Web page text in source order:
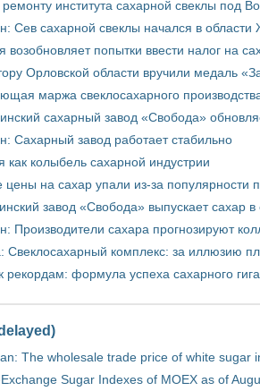
ремонту института сахарной свеклы под
Сев сахарной свеклы начался в области
возобновляет попытки ввести налог на
Орловской области вручили медаль
маржа свеклосахарного
сахарный завод «Свобода»
Сахарный завод работает стабильно
как колыбель сахарной индустрии
на сахар упали из-за популярности
завод «Свобода» выпускает сахар в
Производители сахара прогнозируют
Свеклосахарный комплекс: за иллюзию
рекордам: формула успеха сахарного
The wholesale trade price of white sugar
Sugar Indexes of MOEX as of